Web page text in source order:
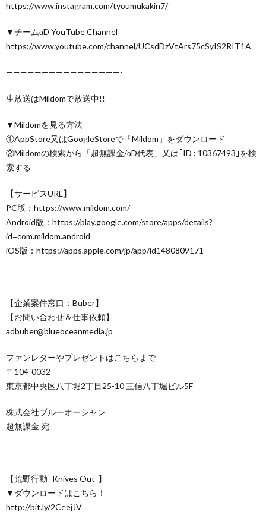
https://www.instagram.com/tyoumukakin7/
▼チームαD YouTube Channel
https://www.youtube.com/channel/UCsdDzVtArs75cSyIS2RIT1A
————————————————-
生放送はMildomで放送中!!
▼Mildomを見る方法
①AppStore又はGoogleStoreで「Mildom」をダウンロード
②Mildomの検索から「超無課金/αD代表」又は｢ID : 10367493｣を検
索する
【サービスURL】
PC版：https://www.mildom.com/
Android版：https://play.google.com/store/apps/details?
id=com.mildom.android
iOS版：https://apps.apple.com/jp/app/id1480809171
————————————————-
【企業案件窓口：Buber】
【お問い合わせ＆仕事依頼】
adbuber@blueoceanmedia.jp
ファンレターやプレゼントはこちらまで
〒104-0032
東京都中央区八丁堀2丁目25-10 三信八丁堀ビル5F
株式会社ブルーオーシャン
超無課金 宛
————————————————-
【荒野行動 -Knives Out-】
▼ダウンロードはこちら！
http://bit.ly/2CeejJV